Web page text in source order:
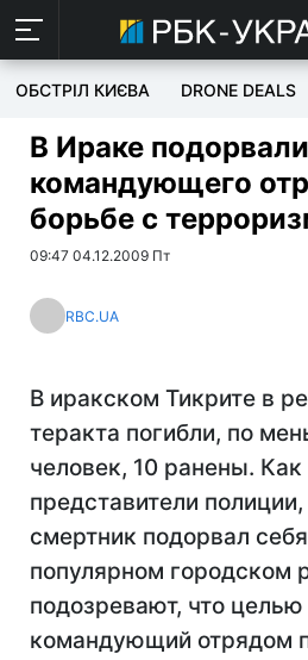
ОБСТРІЛ КИЄВА DRONE DEALS
В Ираке подорвали
командующего
борьбе с
09:47 04.12.2009 Пт
RBC.UA
В иракском Тикрите в
теракта погибли, по
человек, 10 ранены.
представители
смертник подорвал
популярном городском
подозревают, что
командующий отрядом